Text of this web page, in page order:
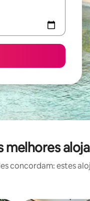
melhores
concordam: estes